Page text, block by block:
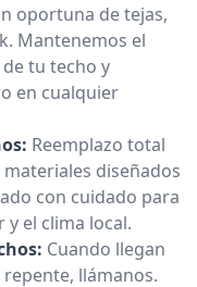
oportuna de tejas,
Mantenemos el
tu techo y
en cualquier
Reemplazo total
diseñados
con cuidado para
el clima local.
Cuando llegan
llámanos.